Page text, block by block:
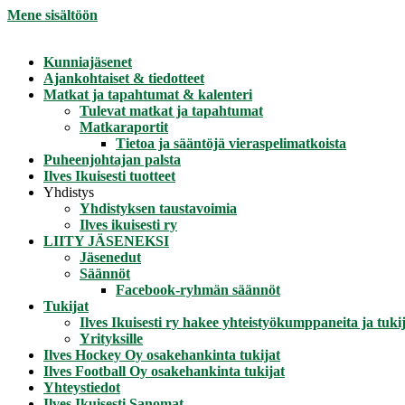
Mene sisältöön
Kunniajäsenet
Ajankohtaiset & tiedotteet
Matkat ja tapahtumat & kalenteri
Tulevat matkat ja tapahtumat
Matkaraportit
Tietoa ja sääntöjä vieraspelimatkoista
Puheenjohtajan palsta
Ilves Ikuisesti tuotteet
Yhdistys
Yhdistyksen taustavoimia
Ilves ikuisesti ry
LIITY JÄSENEKSI
Jäsenedut
Säännöt
Facebook-ryhmän säännöt
Tukijat
Ilves Ikuisesti ry hakee yhteistyökumppaneita ja
Yrityksille
Ilves Hockey Oy osakehankinta tukijat
Ilves Football Oy osakehankinta tukijat
Yhteystiedot